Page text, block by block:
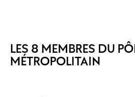
LES 8 MEMBRES DU
MÉTROPOLITAIN